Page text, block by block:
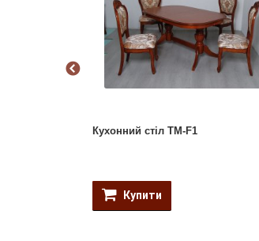
Кухонний стіл ТМ-F1
Купити